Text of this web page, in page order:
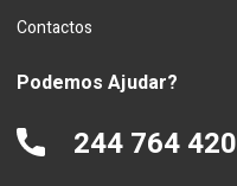
Contactos
Podemos Ajudar?
244 764 420